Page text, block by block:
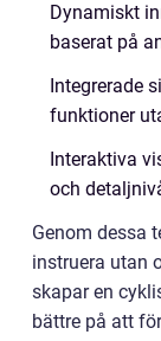
Dynamiskt
baserat på
Integrerade
funktioner
Interaktiva
och
Genom dessa
instruera utan
skapar en
bättre på att